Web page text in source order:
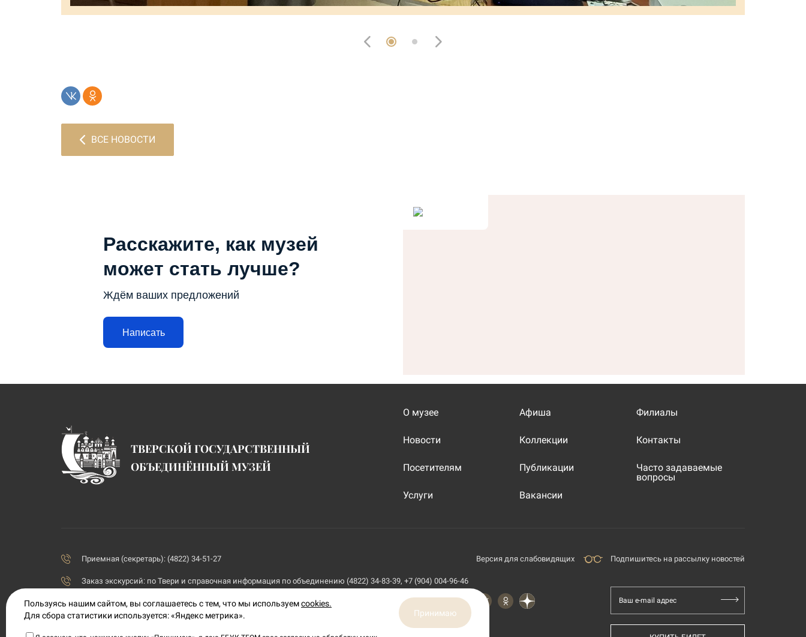
ВСЕ НОВОСТИ
Расскажите, как музей
может стать лучше?
Ждём ваших предложений
Написать
ТВЕРСКОЙ ГОСУДАРСТВЕННЫЙ
ОБЪЕДИНЁННЫЙ МУЗЕЙ
О музее
Новости
Посетителям
Услуги
Афиша
Коллекции
Публикации
Вакансии
Филиалы
Контакты
Часто задаваемые
вопросы
Приемная (секретарь): (4822) 34-51-27
Заказ экскурсий: по Твери и справочная информация по объединению (4822) 34-83-39, +7 (904) 004-96-46
priemnaya@tvermuzeum.ru
Версия для слабовидящих Подпишитесь на рассылку новостей
Ваш e-mail адрес
Пользуясь нашим сайтом, вы соглашаетесь с тем, что мы используемcookies.
Для сбора статистики используется: «Яндекс метрика».
Принимаю